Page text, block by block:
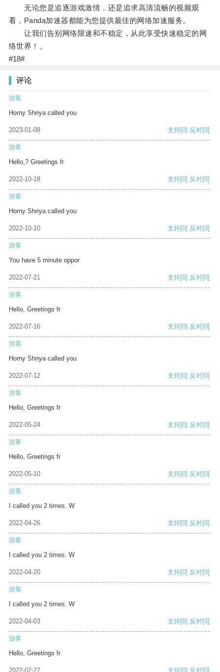
无论您是追逐游戏激情，还是追求高清流畅的视频观
看，Panda加速器都能为您提供最佳的网络加速服务。
让我们告别网络限速和不稳定，从此享受快速稳定的网
络世界！。
#18#
评论
游客
Horny Shriya called you
2023-01-08 支持[0] 反对[0]
游客
Hello,? Greetings fr
2022-10-18 支持[0] 反对[0]
游客
Horny Shriya called you
2022-10-10 支持[0] 反对[0]
游客
You have 5 minute oppor
2022-07-21 支持[0] 反对[0]
游客
Hello, Greetings fr
2022-07-16 支持[0] 反对[0]
游客
Horny Shriya called you
2022-07-12 支持[0] 反对[0]
游客
Hello, Greetings fr
2022-05-24 支持[0] 反对[0]
游客
Hello, Greetings fr
2022-05-10 支持[0] 反对[0]
游客
I called you 2 times. W
2022-04-26 支持[0] 反对[0]
游客
I called you 2 times. W
2022-04-20 支持[0] 反对[0]
游客
I called you 2 times. W
2022-04-03 支持[0] 反对[0]
游客
Hello, Greetings fr
2022-02-27 支持[0] 反对[0]